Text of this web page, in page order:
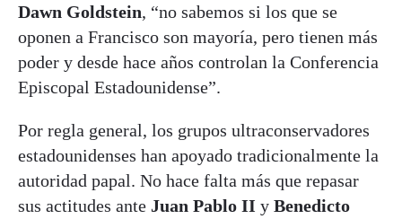
Dawn Goldstein, “no sabemos si los que se
oponen a Francisco son mayoría, pero tienen más
poder y desde hace años controlan la Conferencia
Episcopal Estadounidense”.
Por regla general, los grupos ultraconservadores
estadounidenses han apoyado tradicionalmente la
autoridad papal. No hace falta más que repasar
sus actitudes ante Juan Pablo II y Benedicto